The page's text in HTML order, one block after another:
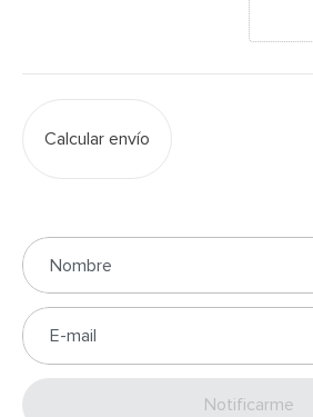
Calcular envío
Enviar